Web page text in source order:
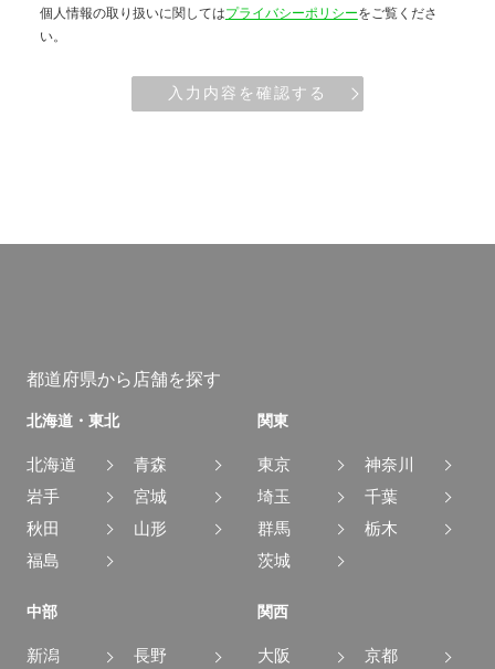
個人情報の取り扱いに関してはプライバシーポリシーをご覧くださ
い。
入力内容を確認する
都道府県から店舗を探す
北海道・東北
北海道
青森
岩手
宮城
秋田
山形
福島
関東
東京
神奈川
埼玉
千葉
群馬
栃木
茨城
中部
新潟
長野
関西
大阪
京都